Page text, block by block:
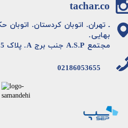
tachar.co
ـ تهران. اتوبان کردستان.
بهایی.
مجتمع A.S.P جنب برج A. پلاک 45
02186053655